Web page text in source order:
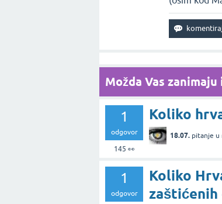
Možda Vas
1
odgovor
145 👀
Koliko
18.07. pitanje u
1
odgovor
Koliko
zaštićenih